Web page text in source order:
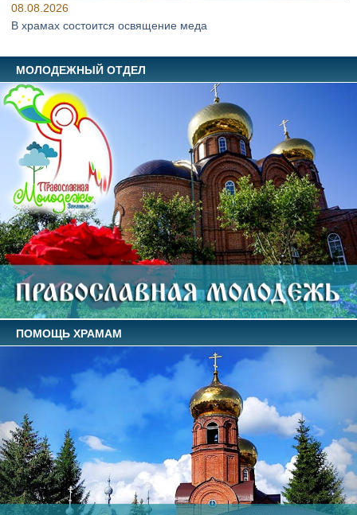
08.08.2026
В храмах состоится освящение меда
МОЛОДЕЖНЫЙ ОТДЕЛ
ПОМОЩЬ ХРАМАМ